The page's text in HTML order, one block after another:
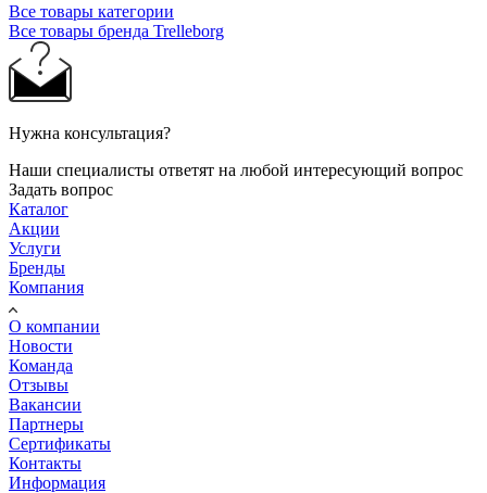
Все товары категории
Все товары бренда Trelleborg
Нужна консультация?
Наши специалисты ответят на любой интересующий вопрос
Задать вопрос
Каталог
Акции
Услуги
Бренды
Компания
О компании
Новости
Команда
Отзывы
Вакансии
Партнеры
Сертификаты
Контакты
Информация